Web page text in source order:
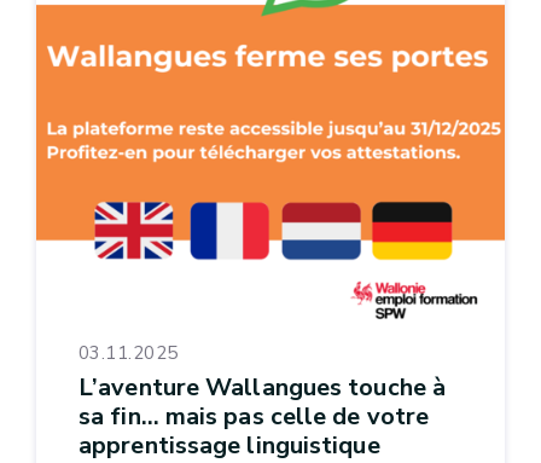
03.11.2025
L’aventure Wallangues touche à
sa fin… mais pas celle de votre
apprentissage linguistique